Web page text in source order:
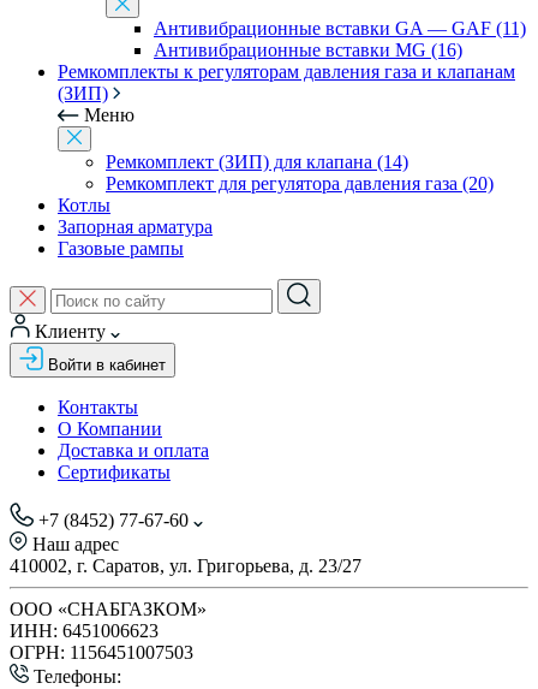
Антивибрационные вставки GA — GAF (11)
Антивибрационные вставки MG (16)
Ремкомплекты к регуляторам давления газа и клапанам
(ЗИП)
Меню
Ремкомплект (ЗИП) для клапана (14)
Ремкомплект для регулятора давления газа (20)
Котлы
Запорная арматура
Газовые рампы
Клиенту
Войти в кабинет
Контакты
О Компании
Доставка и оплата
Сертификаты
+7 (8452) 77-67-60
Наш адрес
410002, г. Саратов, ул. Григорьева, д. 23/27
ООО «СНАБГАЗКОМ»
ИНН: 6451006623
ОГРН: 1156451007503
Телефоны: